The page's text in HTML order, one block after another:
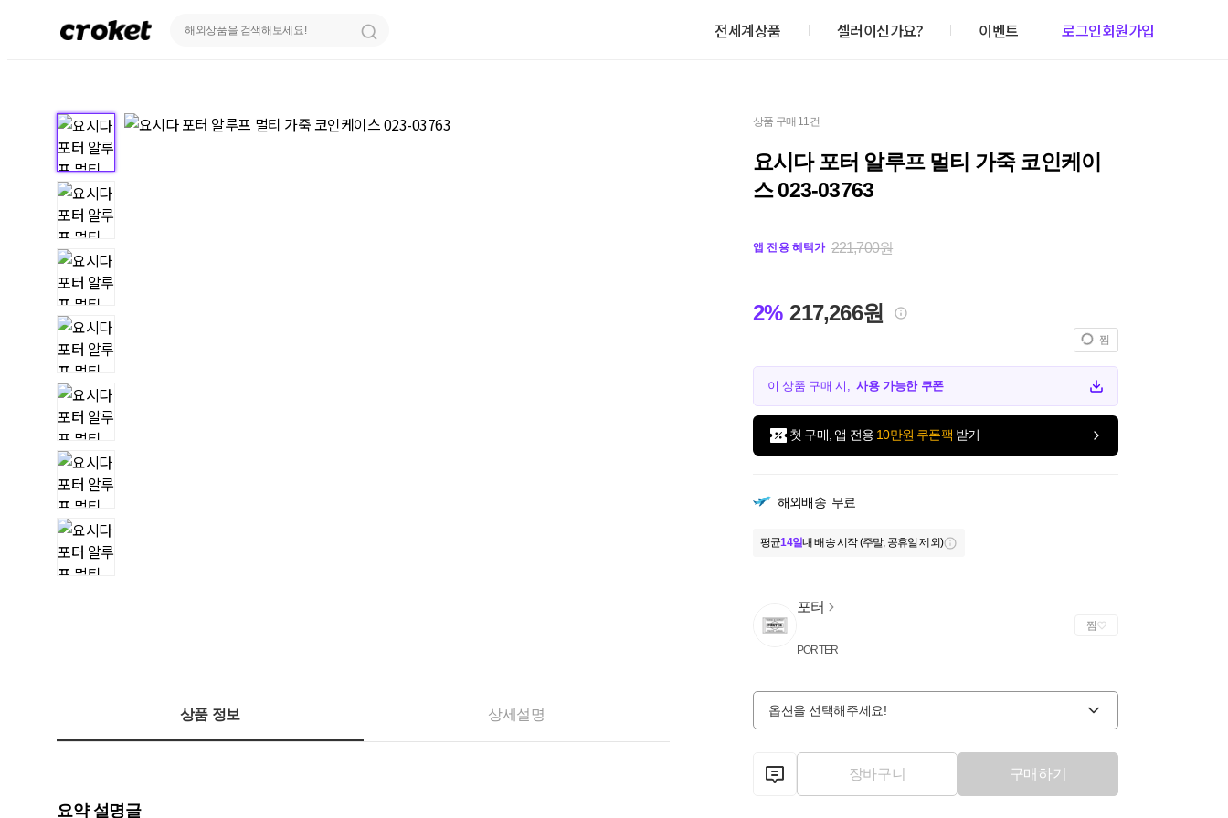
전세계상품 셀러이신가요? 이벤트 로그인회원가입
상품 구매 11건
요시다 포터 알루프 멀티 가죽 코인케이
스 023-03763
앱 전용 혜택가 221,700원
2% 217,266원
찜
이 상품 구매 시,사용 가능한 쿠폰
첫 구매, 앱 전용 10만원 쿠폰팩 받기
해외배송 무료
평균14일내 배송 시작 (주말, 공휴일 제외)
포터
PORTER
찜
옵션을 선택해주세요!
장바구니 구매하기
상품 정보 상세설명
요약 설명글